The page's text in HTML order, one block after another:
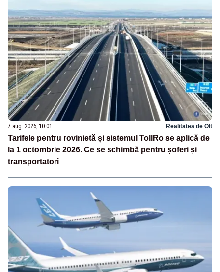
7 aug. 2026, 10:01 Realitatea de Olt
Tarifele pentru rovinietă și sistemul TollRo se aplică de
la 1 octombrie 2026. Ce se schimbă pentru șoferi și
transportatori